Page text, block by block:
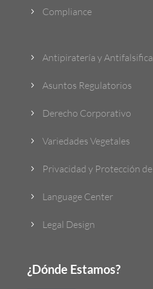
5 Compliance
5 Antipiratería y
5 Asuntos Regulatorios
5 Derecho Corporativo
5 Variedades Vegetales
5 Privacidad y Protección
5 Language Center
5 Legal Design
¿Dónde Estamos?